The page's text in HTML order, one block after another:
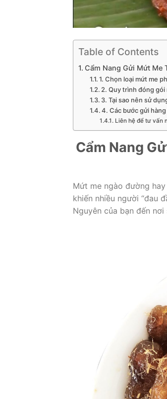
Table of Contents
Cẩm Nang Gửi Mứt Me
1. Chọn loại mứt me
2. Quy trình đóng gói
3. Tại sao nên sử
4. Các bước gửi
Liên hệ để tư vấn
Cẩm Nang
Mứt me ngào đường
khiến nhiều người “đau
Nguyên của bạn đến